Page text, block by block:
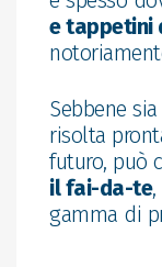
e tappetini
Sebbene
risolta
futuro, può
il fai-da-te,
gamma di